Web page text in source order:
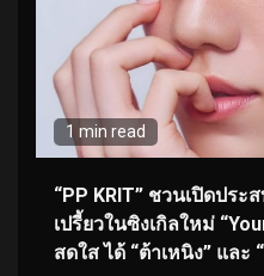
1 min read
“PP KRIT” ชวนเปิดปร
เปรี้ยวในซิงเกิลใหม่
สดใส ได้ “ต้าเหนิง” แล